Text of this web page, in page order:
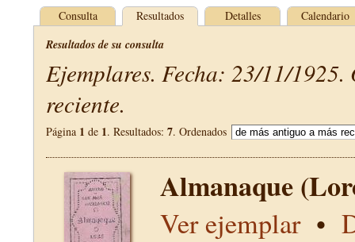
Consulta Resultados Detalles Calendario
Resultados de su consulta
Ejemplares. Fecha: 23/11/1925.
reciente.
Página 1 de 1. Resultados: 7. Ordenados
Almanaque
Ver ejemplar•